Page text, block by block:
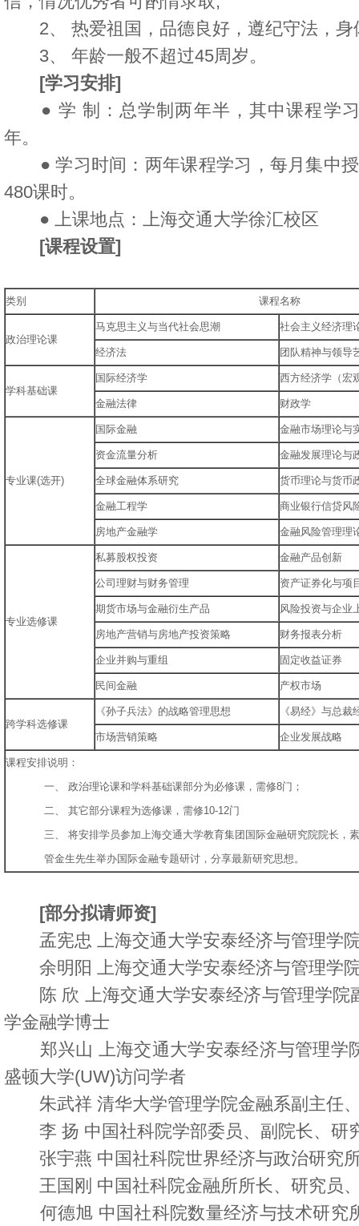
2、 热爱祖国，品德良好，遵纪守法，身
3、 年龄一般不超过45周岁。
[学习安排]
● 学 制：总学制两年半，其中课程学习
年。
● 学习时间：两年课程学习，每月集中授
480课时。
● 上课地点：上海交通大学徐汇校区
[课程设置]
类别 课程名称
政治理论课
马克思主义与当代社会思潮 社会主义经济理
经济法 团队精神与领导
学科基础课
国际经济学 西方经济学（宏
金融法律 财政学
专业课(选开)
国际金融 金融市场理论与
资金流量分析 金融发展理论与
全球金融体系研究 货币理论与货币
金融工程学 商业银行信贷风
房地产金融学 金融风险管理理
专业选修课
私募股权投资 金融产品创新
公司理财与财务管理 资产证券化与项
期货市场与金融衍生产品 风险投资与企业
房地产营销与房地产投资策略 财务报表分析
企业并购与重组 固定收益证券
民间金融 产权市场
跨学科选修课
《孙子兵法》的战略管理思想 《易经》与总裁
市场营销策略 企业发展战略
课程安排说明：
一、 政治理论课和学科基础课部分为必修课，需修8门；
二、 其它部分课程为选修课，需修10-12门
三、 将安排学员参加上海交通大学教育集团国际金融研究院院长，
管金生先生举办国际金融专题研讨，分享最新研究思想。
[部分拟请师资]
孟宪忠 上海交通大学安泰经济与管理学
余明阳 上海交通大学安泰经济与管理学
陈 欣 上海交通大学安泰经济与管理学院
学金融学博士
郑兴山 上海交通大学安泰经济与管理学
盛顿大学(UW)访问学者
朱武祥 清华大学管理学院金融系副主任
李 扬 中国社科院学部委员、副院长、研
张宇燕 中国社科院世界经济与政治研究
王国刚 中国社科院金融所所长、研究员
何德旭 中国社科院数量经济与技术研究